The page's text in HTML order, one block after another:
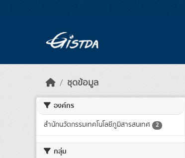
ชุดข้อมูล
องค์กร
สำนักนวัตกรรมเทคโนโลยีภูมิสารสนเทศ 2
กลุ่ม